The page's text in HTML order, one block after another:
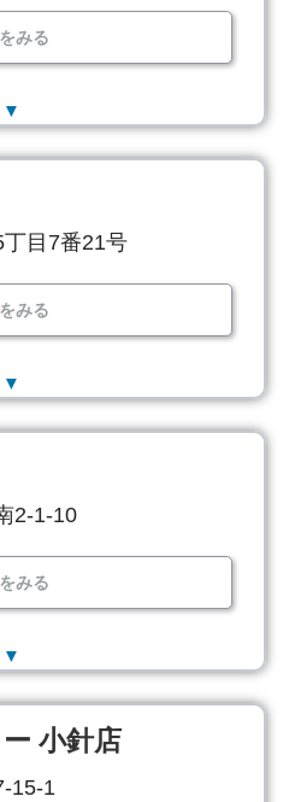
みる
▼
目7番21号
みる
▼
2-1-10
みる
▼
小針店
15-1